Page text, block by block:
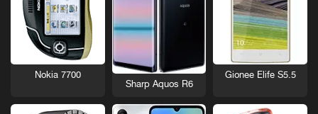
Gionee Elife S5.5
Sharp Aquos R6
Nokia 7700